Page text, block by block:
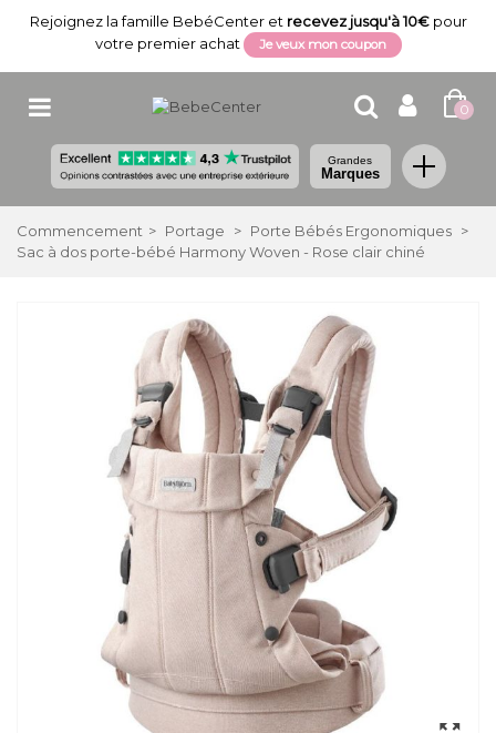
Rejoignez la famille BebéCenter et recevez jusqu'à 10€pour
votre premier achat
Je veux mon coupon
0
Grandes
Marques
Commencement > Portage > Porte Bébés Ergonomiques >
Sac à dos porte-bébé Harmony Woven - Rose clair chiné